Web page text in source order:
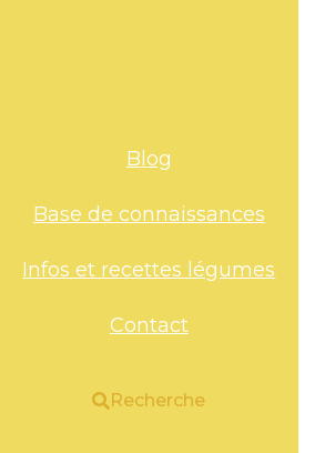
Blog
Base de connaissances
Infos et recettes légumes
Contact
Recherche